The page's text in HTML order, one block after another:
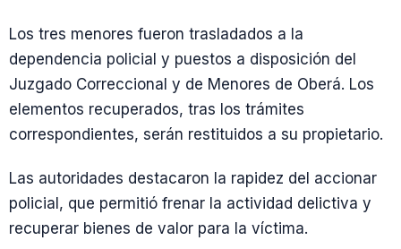
Los tres menores fueron trasladados a la
dependencia policial y puestos a disposición del
Juzgado Correccional y de Menores de Oberá. Los
elementos recuperados, tras los trámites
correspondientes, serán restituidos a su propietario.
Las autoridades destacaron la rapidez del accionar
policial, que permitió frenar la actividad delictiva y
recuperar bienes de valor para la víctima.